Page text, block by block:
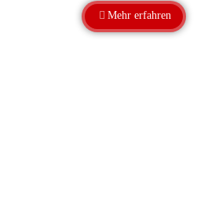
Mehr erfahren